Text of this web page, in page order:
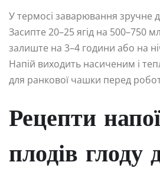
У термосі заварювання зручне
Засипте 20–25 ягід на 500–750
залиште на 3–4 години або на
Напій виходить насиченим і
для ранкової чашки перед
Рецепти
плодів глоду